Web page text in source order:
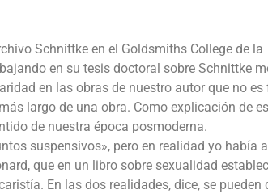
Schnittke en el Goldsmiths College de la
en su tesis doctoral sobre Schnittke
en las obras de nuestro autor que no es
largo de una obra. Como explicación de
de nuestra época posmoderna.
suspensivos», pero en realidad yo había
que en un libro sobre sexualidad
En las dos realidades, dice, se pueden